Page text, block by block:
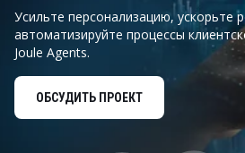
SAP Transportation Management
SAP SuccessFactors
Усильте персонализацию, ускорьте
автоматизируйте процессы
Joule Agents.
ОБСУДИТЬ ПРОЕКТ